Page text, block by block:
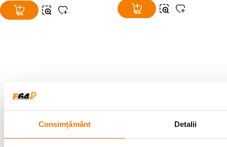
Consimțământ Detalii